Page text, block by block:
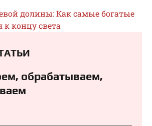
долины: Как самые богатые
к концу света
обрабатываем,